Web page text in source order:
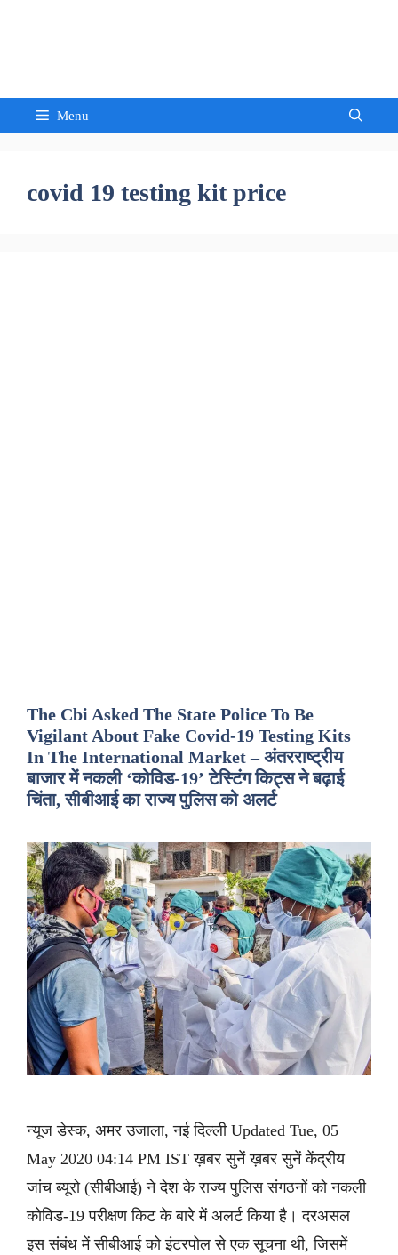
Menu
covid 19 testing kit price
The Cbi Asked The State Police To Be
Vigilant About Fake Covid-19 Testing Kits
In The International Market – अंतरराष्ट्रीय
बाजार में नकली ‘कोविड-19’ टेस्टिंग किट्स ने बढ़ाई
चिंता, सीबीआई का राज्य पुलिस को अलर्ट
न्यूज डेस्क, अमर उजाला, नई दिल्ली Updated Tue, 05
May 2020 04:14 PM IST ख़बर सुनें ख़बर सुनें केंद्रीय
जांच ब्यूरो (सीबीआई) ने देश के राज्य पुलिस संगठनों को नकली
कोविड-19 परीक्षण किट के बारे में अलर्ट किया है। दरअसल
इस संबंध में सीबीआई को इंटरपोल से एक सूचना थी, जिसमें